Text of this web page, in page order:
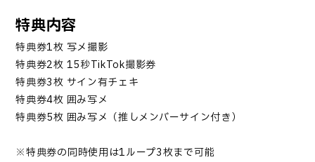
特典内容
特典券1枚 写メ撮影
特典券2枚 15秒TikTok撮影券
特典券3枚 サイン有チェキ
特典券4枚 囲み写メ
特典券5枚 囲み写メ（推しメンバーサイン付き）
※特典券の同時使用は1ループ3枚まで可能